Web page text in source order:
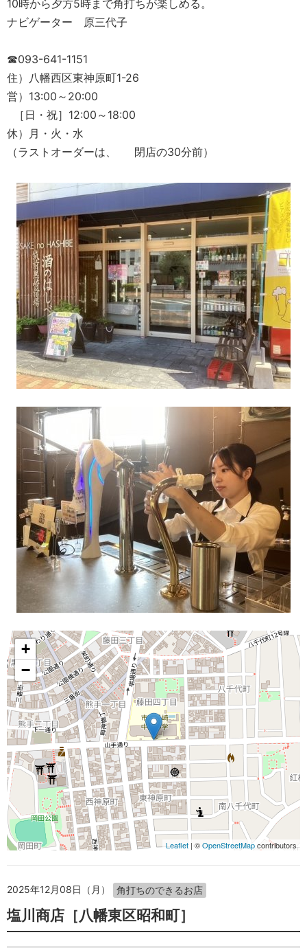
10時から夕方5時まで角打ちが楽しめる。
ナビゲーター 原三代子
☎093-641-1151
住）八幡西区東神原町1-26
営）13:00～20:00
［日・祝］12:00～18:00
休）月・火・水
（ラストオーダーは、 閉店の30分前）
+
−
Leaflet | ©OpenStreetMapcontributors
2025年12月08日（月） 角打ちのできるお店
塩川商店［八幡東区昭和町］